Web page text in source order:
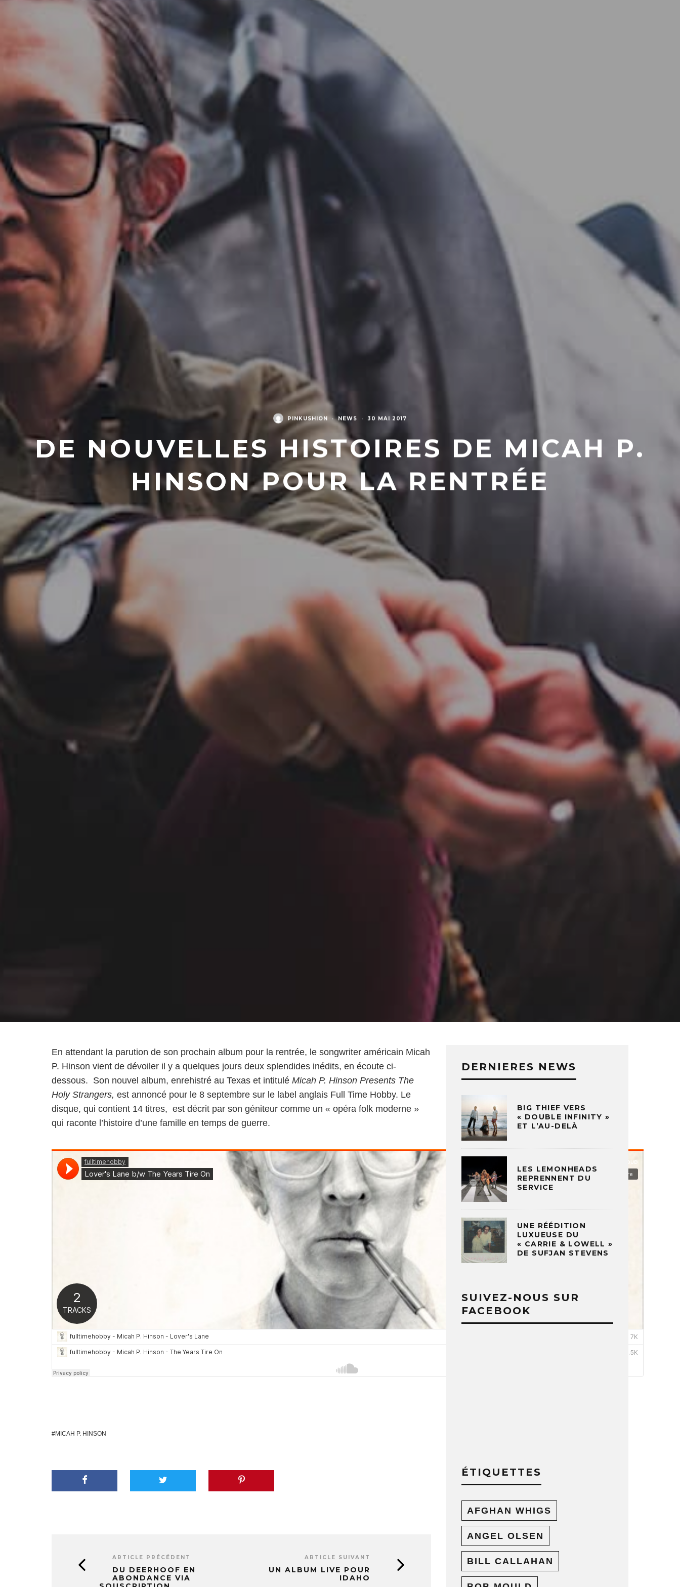
PINKUSHION · NEWS · 30 MAI 2017
DE NOUVELLES HISTOIRES DE MICAH P.
HINSON POUR LA RENTRÉE
En attendant la parution de son prochain album pour la rentrée, le songwriter américain Micah
P. Hinson vient de dévoiler il y a quelques jours deux splendides inédits, en écoute ci-
dessous. Son nouvel album, enrehistré au Texas et intitulé Micah P. Hinson Presents The
Holy Strangers, est annoncé pour le 8 septembre sur le label anglais Full Time Hobby. Le
disque, qui contient 14 titres, est décrit par son géniteur comme un « opéra folk moderne »
qui raconte l’histoire d’une famille en temps de guerre.
MICAH P. HINSON
ARTICLE PRÉCÉDENT
​​DU DEERHOOF EN
ABONDANCE VIA
ARTICLE SUIVANT
UN ALBUM LIVE POUR
IDAHO
DERNIERES NEWS
BIG THIEF VERS
« DOUBLE INFINITY »
ET L’AU-DELÀ
LES LEMONHEADS
REPRENNENT DU
SERVICE
UNE RÉÉDITION
LUXUEUSE DU
« CARRIE & LOWELL »
DE SUFJAN STEVENS
SUIVEZ-NOUS SUR
FACEBOOK
ÉTIQUETTES
AFGHAN WHIGS
ANGEL OLSEN
BILL CALLAHAN